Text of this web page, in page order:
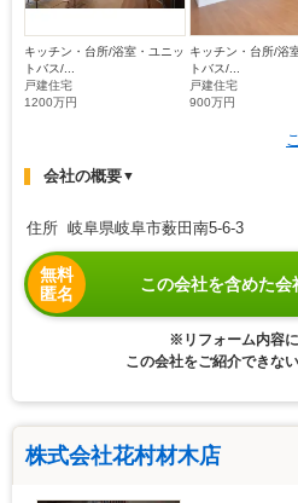
キッチン・台所/浴室・ユニッ
トバス/...
戸建住宅
1200万円
キッチン・台所/浴
トバス/...
戸建住宅
900万円
会社の概要▼
住所 岐阜県岐阜市薮田南5-6-3
無料
匿名
この会社を含めた会
※リフォーム内容に
この会社をご紹介できな
株式会社花村材木店